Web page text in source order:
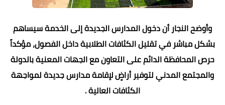
وأوضح النجار أن دخول المدارس الجديدة إلى الخدمة سيساهم
بشكل مباشر في تقليل الكثافات الطلابية داخل الفصول، مؤكداً
حرص المحافظة الدائم على التعاون مع الجهات المعنية بالدولة
والمجتمع المدني لتوفير أراضٍ لإقامة مدارس جديدة لمواجهة
الكثافات العالية .